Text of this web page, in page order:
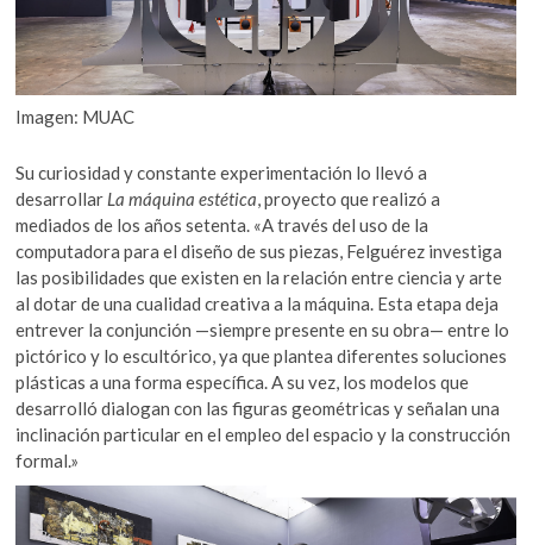
Imagen: MUAC
Su curiosidad y constante experimentación lo llevó a
desarrollar La máquina estética, proyecto que realizó a
mediados de los años setenta. «A través del uso de la
computadora para el diseño de sus piezas, Felguérez investiga
las posibilidades que existen en la relación entre ciencia y arte
al dotar de una cualidad creativa a la máquina. Esta etapa deja
entrever la conjunción —siempre presente en su obra— entre lo
pictórico y lo escultórico, ya que plantea diferentes soluciones
plásticas a una forma específica. A su vez, los modelos que
desarrolló dialogan con las figuras geométricas y señalan una
inclinación particular en el empleo del espacio y la construcción
formal.»